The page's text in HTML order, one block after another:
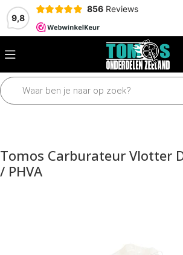
9,8
856 Reviews
Home Motordelen Carburateur Dellorto
Tomos Carburateur Vlotter
/ PHVA